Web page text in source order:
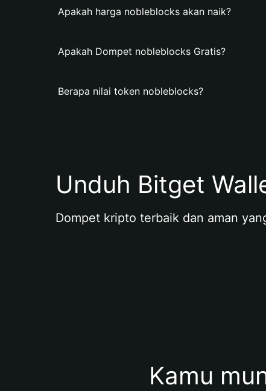
Apakah harga nobleblocks akan naik?
Apakah Dompet nobleblocks Gratis?
Berapa nilai token nobleblocks?
Unduh Bitget
Dompet kripto terbaik dan aman
Kamu